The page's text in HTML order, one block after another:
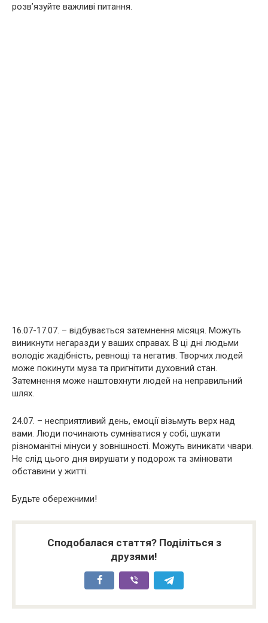
розв’язуйте важливі питання.
16.07-17.07. – відбувається затемнення місяця. Можуть
виникнути негаразди у ваших справах. В ці дні людьми
володіє жадібність, ревнощі та негатив. Творчих людей
може покинути муза та пригнітити духовний стан.
Затемнення може наштовхнути людей на неправильний
шлях.
24.07. – несприятливий день, емоції візьмуть верх над
вами. Люди починають сумніватися у собі, шукати
різноманітні мінуси у зовнішності. Можуть виникати чвари.
Не слід цього дня вирушати у подорож та змінювати
обставини у житті.
Будьте обережними!
Сподобалася стаття? Поділіться з
друзями!